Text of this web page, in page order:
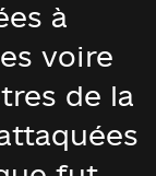
à
voire
de la